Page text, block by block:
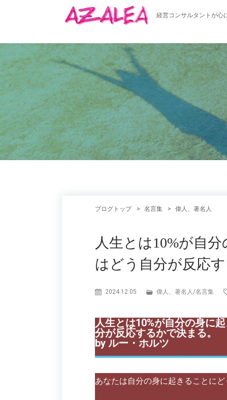
経営コンサルタントが心
ブログトップ 名言集 偉人、著名人
人生とは10%が自
はどう自分が反応す
2024.12.05 偉人、著名人/名言集
人生とは10%が自分の身に
分が反応するかで決まる。
by ルー・ホルツ
あなたは自分の身に起きることに